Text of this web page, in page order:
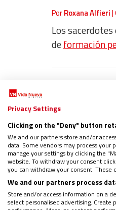
PorRoxana Alfieri|
Los sacerdotes
deformación
El obispo
privilegiado
promoviendo
Privacy Settings
Clicking on the "Deny" button
We and our partners store and/or
data. Some vendors may process
manage your settings by clicking the
website. To withdraw your consent
you can withdraw your consent. These
We and our partners process
Store and/or access information on a
select personalised advertising.